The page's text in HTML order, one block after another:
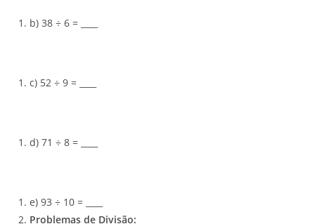
b) 38 ÷ 6 = ____
c) 52 ÷ 9 = ____
d) 71 ÷ 8 = ____
e) 93 ÷ 10 = ____
Problemas de Divisão: